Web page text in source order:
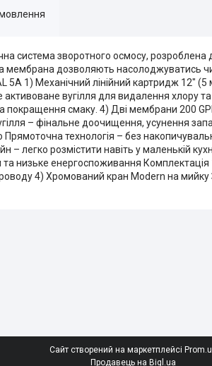
система зворотного осмосу,
мембрана дозволяють насолоджуватись
1) Механічний лінійний картридж 12" (5
вугілля для видалення хлору та
покращення смаку. 4) Дві мембрани 200
– фінальне доочищення, усунення
технологія – без
легко розмістити навіть у маленькій
низьке енергоспоживання
4) Хромований кран Modern на
Сайт створений на маркетплейсі
Продавець на Bigl.ua